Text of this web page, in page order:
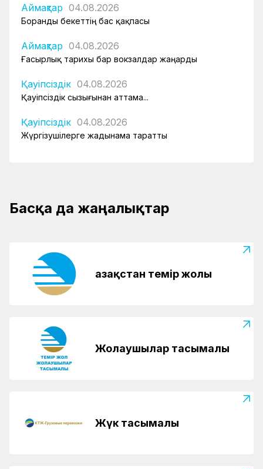
Аймақтар 04.08.2026
Боранды бекеттің бас қақпасы
Аймақтар 04.08.2026
Ғасырлық тарихы бар вокзалдар жаңарды
Қауіпсіздік 04.08.2026
Қауіпсіздік сызығынан аттама...
Қауіпсіздік 04.08.2026
Жүргізушілерге жадынама таратты
Басқа да жаңалықтар
Қазақстан темір жолы
Жолаушылар тасымалы
Жүк тасымалы